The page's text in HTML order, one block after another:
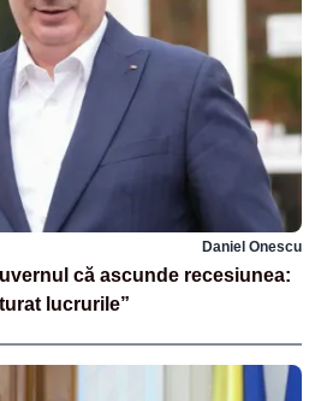
Daniel Onescu
că ascunde recesiunea:
lucrurile”